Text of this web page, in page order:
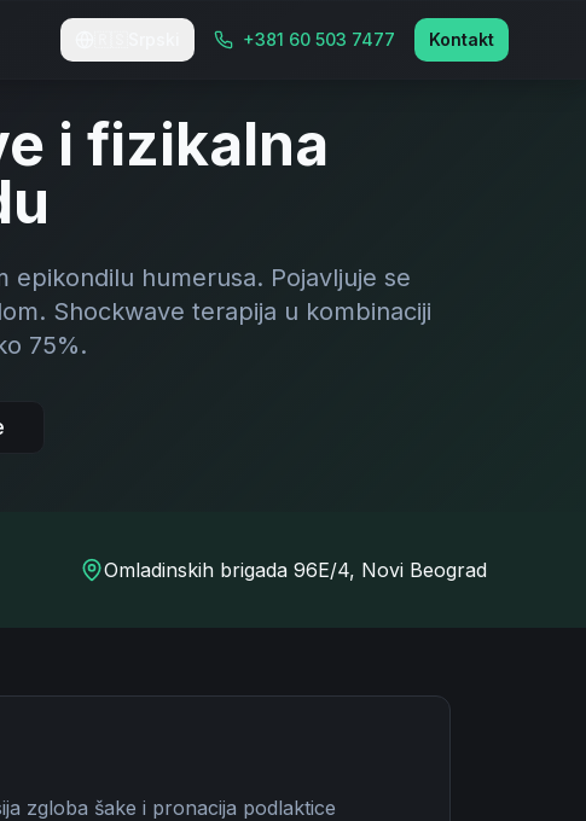
+381 60 503 7477 Kontakt
i fizikalna
humerusa. Pojavljuje se
Shockwave terapija u kombinaciji
75%.
Omladinskih brigada 96E/4, Novi Beograd
zgloba šake i pronacija podlaktice